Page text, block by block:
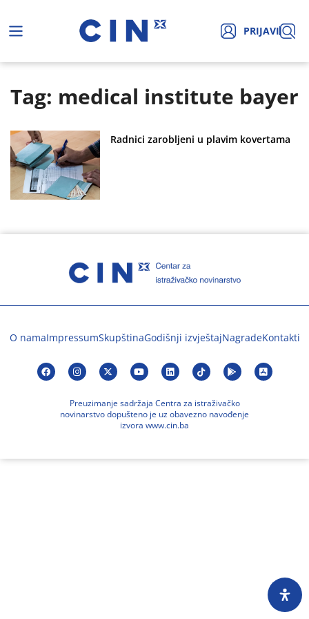
PRIJAVI
Tag: medical institute bayer
Radnici zarobljeni u plavim kovertama
O namaImpressumSkupštinaGodišnji izvještajNagradeKontakti
Preuzimanje sadržaja Centra za istraživačko
novinarstvo dopušteno je uz obavezno navođenje
izvora www.cin.ba